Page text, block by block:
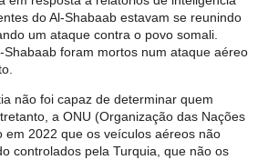
do Al-Shabaab estavam se reunindo
um ataque contra o povo somali.
Shabaab foram mortos num ataque aéreo
não foi capaz de determinar quem
a ONU (Organização das Nações
em 2022 que os veículos aéreos não
controlados pela Turquia, que não os